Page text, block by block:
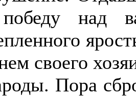
над
своего
Пора